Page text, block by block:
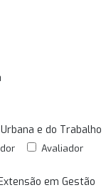
e do Trabalho
Avaliador
em Gestão